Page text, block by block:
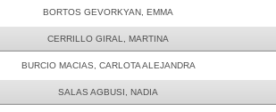
BORTOS GEVORKYAN, EMMA
CERRILLO GIRAL, MARTINA
BURCIO MACIAS, CARLOTA ALEJANDRA
SALAS AGBUSI, NADIA